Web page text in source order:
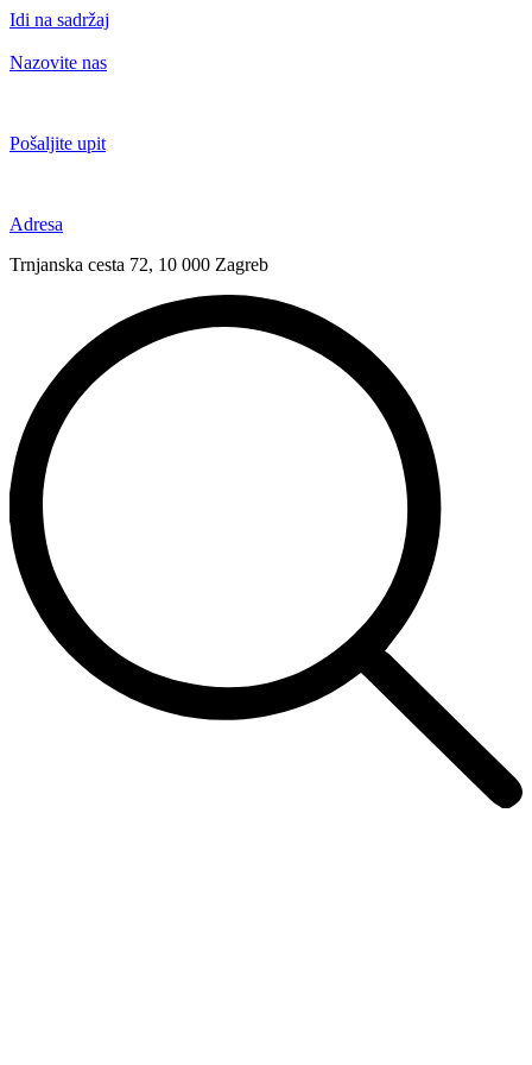
Idi na sadržaj
Nazovite nas
Pošaljite upit
Adresa
Trnjanska cesta 72, 10 000 Zagreb